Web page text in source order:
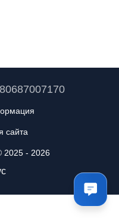
сайта
2025 - 2026